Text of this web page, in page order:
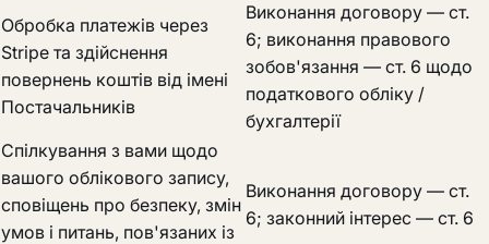
Обробка платежів через
Stripe та здійснення
повернень коштів від імені
Постачальників
Виконання договору — ст.
6; виконання правового
зобов'язання — ст. 6 щодо
податкового обліку /
бухгалтерії
Спілкування з вами щодо
вашого облікового запису,
сповіщень про безпеку, змін
умов і питань, пов'язаних із
Виконання договору — ст.
6; законний інтерес — ст. 6